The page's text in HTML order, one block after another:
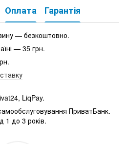
Оплата Гарантія
— безкоштовно.
— 35 грн.
LiqPay.
ПриватБанк.
1 до 3 років.